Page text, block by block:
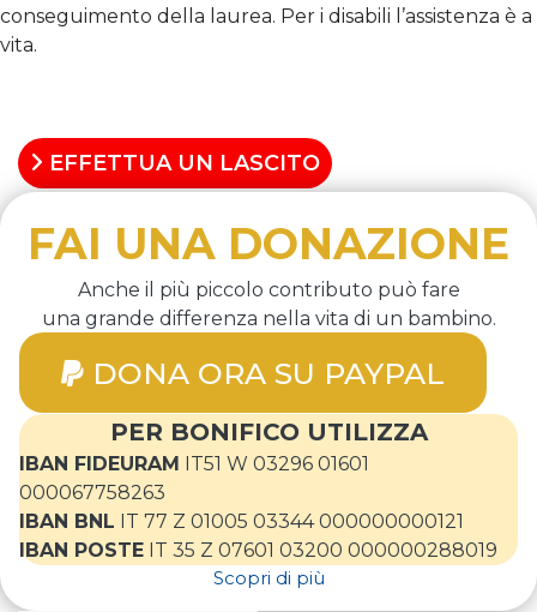
conseguimento della laurea. Per i disabili l’assistenza è a
vita.
EFFETTUA UN LASCITO
FAI UNA DONAZIONE
Anche il più piccolo contributo può fare
una grande differenza nella vita di un bambino.
DONA ORA SU PAYPAL
PER BONIFICO UTILIZZA
IBAN FIDEURAM IT51 W 03296 01601
000067758263
IBAN BNL IT 77 Z 01005 03344 000000000121
IBAN POSTE IT 35 Z 07601 03200 000000288019
Scopri di più